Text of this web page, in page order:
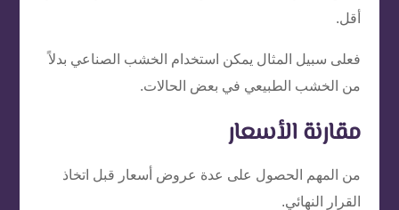
أقل.
فعلى سبيل المثال يمكن استخدام الخشب الصناعي بدلاً
من الخشب الطبيعي في بعض الحالات.
مقارنة الأسعار
من المهم الحصول على عدة عروض أسعار قبل اتخاذ
القرار النهائي.